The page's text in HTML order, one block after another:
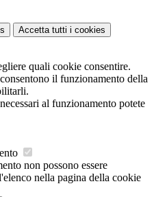
Accetta tutti i cookies
quali cookie consentire.
il funzionamento della
al funzionamento potete
non possono essere
nella pagina della cookie